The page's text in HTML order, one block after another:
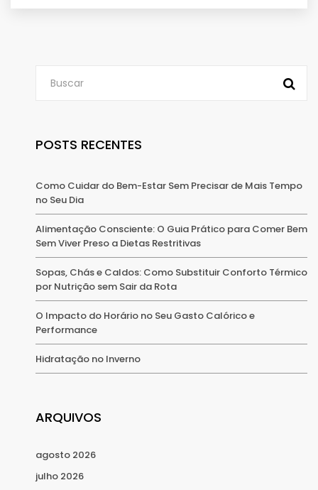
POSTS RECENTES
Como Cuidar do Bem-Estar Sem Precisar de Mais Tempo
no Seu Dia
Alimentação Consciente: O Guia Prático para Comer Bem
Sem Viver Preso a Dietas Restritivas
Sopas, Chás e Caldos: Como Substituir Conforto Térmico
por Nutrição sem Sair da Rota
O Impacto do Horário no Seu Gasto Calórico e
Performance
Hidratação no Inverno
ARQUIVOS
agosto 2026
julho 2026